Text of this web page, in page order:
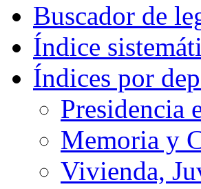
Buscador de
Índice
Índices por
Presidencia
Memoria y
Vivienda,